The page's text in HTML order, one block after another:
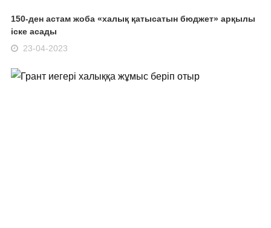
150-ден астам жоба «халық қатысатын бюджет» арқылы
іске асады
23-04-2023